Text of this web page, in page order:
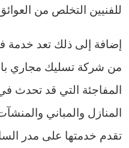
للفنيين التخلص من
إضافة إلى ذلك تعد
من شركة تسليك مجاري
المفاجئة التي قد
المنازل والمباني
تقدم خدمتها على مدر